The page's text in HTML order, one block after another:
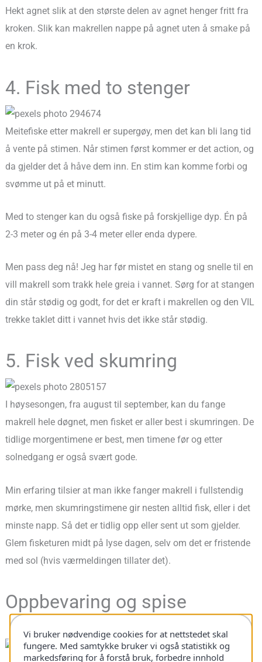
Hekt agnet slik at den største delen av agnet henger fritt fra
kroken. Slik kan makrellen nappe på agnet uten å smake på
en krok.
4. Fisk med to stenger
Meitefiske etter makrell er supergøy, men det kan bli lang tid
å vente på stimen. Når stimen først kommer er det action, og
da gjelder det å håve dem inn. En stim kan komme forbi og
svømme ut på et minutt.
Med to stenger kan du også fiske på forskjellige dyp. Én på
2-3 meter og én på 3-4 meter eller enda dypere.
Men pass deg nå! Jeg har før mistet en stang og snelle til en
vill makrell som trakk hele greia i vannet. Sørg for at stangen
din står stødig og godt, for det er kraft i makrellen og den VIL
trekke taklet ditt i vannet hvis det ikke står stødig.
5. Fisk ved skumring
I høysesongen, fra august til september, kan du fange
makrell hele døgnet, men fisket er aller best i skumringen. De
tidlige morgentimene er best, men timene før og etter
solnedgang er også svært gode.
Min erfaring tilsier at man ikke fanger makrell i fullstendig
mørke, men skumringstimene gir nesten alltid fisk, eller i det
minste napp. Så det er tidlig opp eller sent ut som gjelder.
Glem fisketuren midt på lyse dagen, selv om det er fristende
med sol (hvis værmeldingen tillater det).
Oppbevaring og spise
Vi bruker nødvendige cookies for at nettstedet skal
fungere. Med samtykke bruker vi også statistikk og
markedsføring for å forstå bruk, forbedre innhold